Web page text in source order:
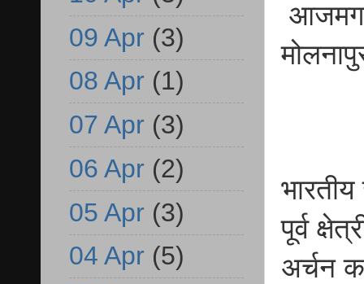
पूर्व
अर्चन
09 Apr (3)
08 Apr (1)
07 Apr (3)
06 Apr (2)
05 Apr (3)
04 Apr (5)